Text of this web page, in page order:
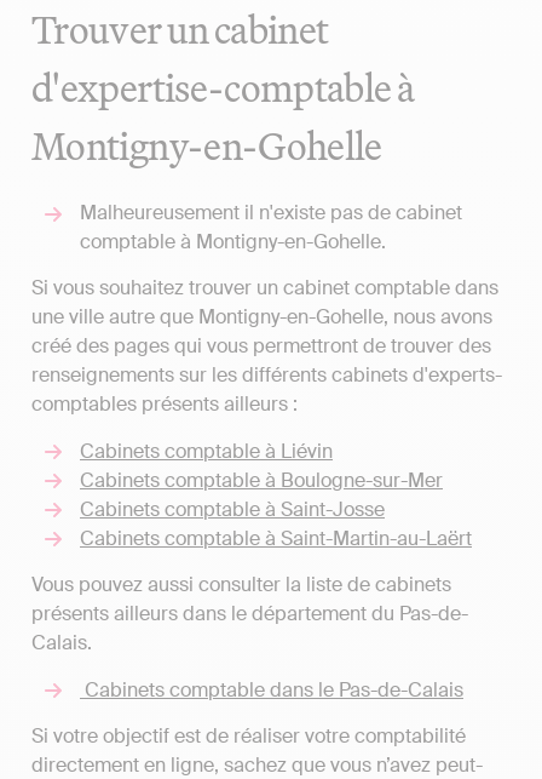
Trouver un cabinet
d'expertise-comptable à
Montigny-en-Gohelle
Malheureusement il n'existe pas de cabinet
comptable à Montigny-en-Gohelle.
Si vous souhaitez trouver un cabinet comptable dans
une ville autre que Montigny-en-Gohelle, nous avons
créé des pages qui vous permettront de trouver des
renseignements sur les différents cabinets d'experts-
comptables présents ailleurs :
Cabinets comptable à Liévin
Cabinets comptable à Boulogne-sur-Mer
Cabinets comptable à Saint-Josse
Cabinets comptable à Saint-Martin-au-Laërt
Vous pouvez aussi consulter la liste de cabinets
présents ailleurs dans le département du Pas-de-
Calais.
Cabinets comptable dans le Pas-de-Calais
Si votre objectif est de réaliser votre comptabilité
directement en ligne, sachez que vous n’avez peut-